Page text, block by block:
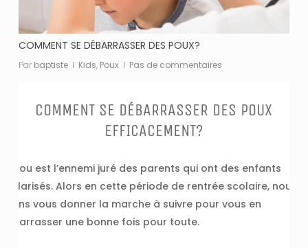
COMMENT SE DÉBARRASSER DES POUX?
Par baptiste Kids, Poux Pas de commentaires
COMMENT SE DÉBARRASSER DES POUX
EFFICACEMENT?
pou est l’ennemi juré des parents qui ont des enfants
Alors en cette période de rentrée scolaire, nous
vous donner la marche à suivre pour vous en
une bonne fois pour toute.